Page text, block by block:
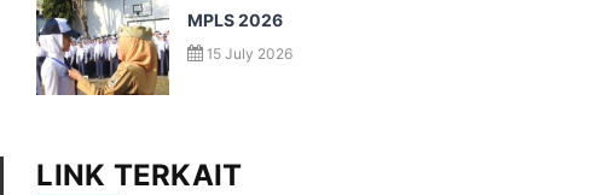
MPLS 2026
15 July 2026
LINK TERKAIT